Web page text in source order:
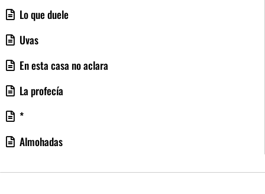
Lo que duele
Uvas
En esta casa no aclara
La profecía
*
Almohadas